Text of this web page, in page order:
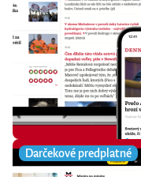
Darčekové predplatné